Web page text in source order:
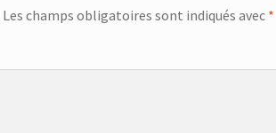
Les champs obligatoires sont indiqués avec *